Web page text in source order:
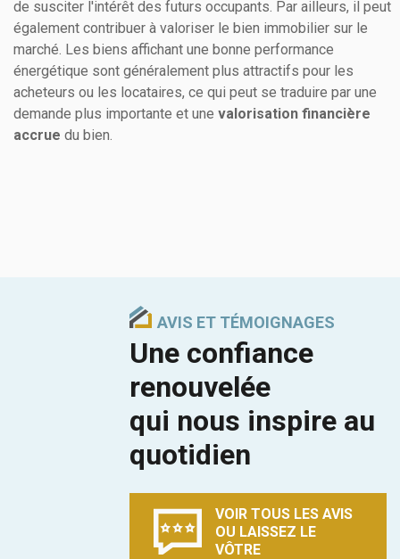
de susciter l'intérêt des futurs occupants. Par ailleurs, il peut
également contribuer à valoriser le bien immobilier sur le
marché. Les biens affichant une bonne performance
énergétique sont généralement plus attractifs pour les
acheteurs ou les locataires, ce qui peut se traduire par une
demande plus importante et une valorisation financière
accrue du bien.
AVIS ET TÉMOIGNAGES
Une confiance
renouvelée
qui nous inspire au
quotidien
VOIR TOUS LES AVIS
OU LAISSEZ LE
VÔTRE